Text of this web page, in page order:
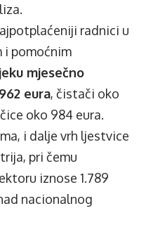
radnici u
i pomoćnim
mjesečno
eura, čistači oko
oko 984 eura.
i dalje vrh ljestvice
pri čemu
iznose 1.789
nacionalnog